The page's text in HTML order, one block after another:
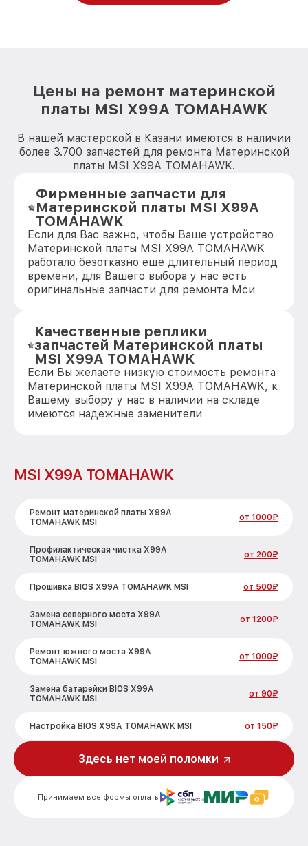
Цены на ремонт материнской
платы MSI X99A TOMAHAWK
В нашей мастерской в Казани имеются в наличии
более 3.700 запчастей для ремонта Материнской
платы MSI X99A TOMAHAWK.
Фирменные запчасти для
Материнской платы MSI X99A
TOMAHAWK
Если для Вас важно, чтобы Ваше устройство
Материнской платы MSI X99A TOMAHAWK
работало безотказно еще длительный период
времени, для Вашего выбора у нас есть
оригинальные запчасти для ремонта Мси
Качественные реплики
запчастей Материнской платы
MSI X99A TOMAHAWK
Если Вы желаете низкую стоимость ремонта
Материнской платы MSI X99A TOMAHAWK, к
Вашему выбору у нас в наличии на складе
имеются надежные заменители
MSI X99A TOMAHAWK
Ремонт материнской платы X99A
TOMAHAWK MSI
от 1000₽
Профилактическая чистка X99A
TOMAHAWK MSI
от 200₽
Прошивка BIOS X99A TOMAHAWK MSI от 500₽
Замена северного моста X99A
TOMAHAWK MSI
от 1200₽
Ремонт южного моста X99A
TOMAHAWK MSI
от 1000₽
Замена батарейки BIOS X99A
TOMAHAWK MSI
от 90₽
Настройка BIOS X99A TOMAHAWK MSI от 150₽
Принимаем все формы оплаты
Здесь нет моей поломки